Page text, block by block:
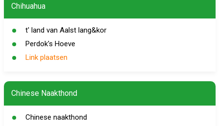
Chihuahua
t' land van Aalst lang&kor
Perdok's Hoeve
Link plaatsen
Chinese Naakthond
Chinese naakthond